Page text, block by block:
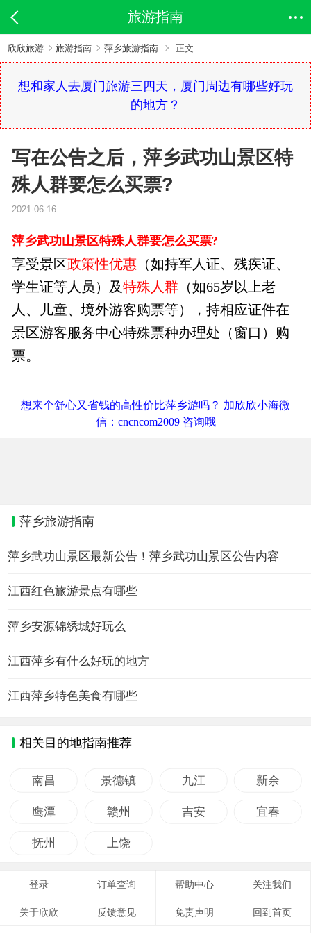
旅游指南
欣欣旅游 旅游指南 萍乡旅游指南 正文
想和家人去厦门旅游三四天，厦门周边有哪些好玩
的地方？
写在公告之后，萍乡武功山景区特
殊人群要怎么买票?
2021-06-16
萍乡武功山景区特殊人群要怎么买票?
享受景区政策性优惠 （如持军人证、残疾证、
学生证等人员）及特殊人群（如65岁以上老
人、儿童、境外游客购票等），持相应证件在
景区游客服务中心特殊票种办理处（窗口）购
票。
想来个舒心又省钱的高性价比萍乡游吗？ 加欣欣小海微
信：cncncom2009 咨询哦
萍乡旅游指南
萍乡武功山景区最新公告！萍乡武功山景区公告内容
江西红色旅游景点有哪些
萍乡安源锦绣城好玩么
江西萍乡有什么好玩的地方
江西萍乡特色美食有哪些
相关目的地指南推荐
南昌 景德镇 九江 新余
鹰潭 赣州 吉安 宜春
抚州 上饶
登录 订单查询 帮助中心 关注我们
关于欣欣 反馈意见 免责声明 回到首页